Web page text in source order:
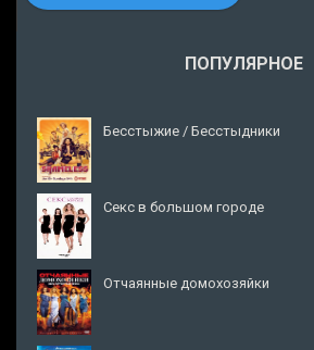
ПОПУЛЯРНОЕ
Бесстыжие / Бесстыдники
Секс в большом городе
Отчаянные домохозяйки